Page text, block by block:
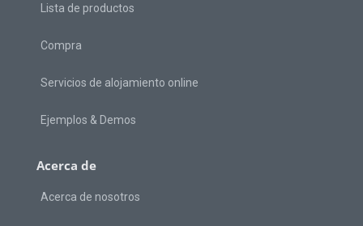
Lista de productos
Compra
Servicios de alojamiento online
Ejemplos & Demos
Acerca de
Acerca de nosotros